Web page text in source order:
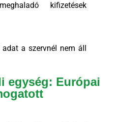
kifizetések
adat a szervnél nem áll
egység: Európai